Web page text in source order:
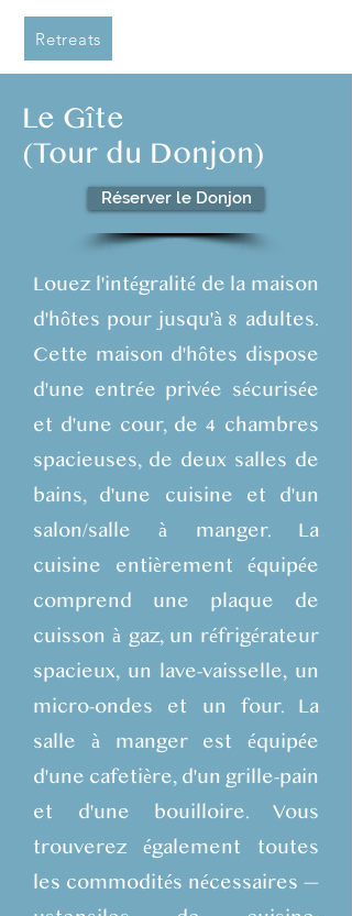
Retreats
Le Gîte
(Tour du Donjon)
Réserver le Donjon
Louez l'intégralité de la maison
d'hôtes pour jusqu'à 8 adultes.
Cette maison d'hôtes dispose
d'une entrée privée sécurisée
et d'une cour, de 4 chambres
spacieuses, de deux salles de
bains, d'une cuisine et d'un
salon/salle à manger. La
cuisine entièrement équipée
comprend une plaque de
cuisson à gaz, un réfrigérateur
spacieux, un lave-vaisselle, un
micro-ondes et un four. La
salle à manger est équipée
d'une cafetière, d'un grille-pain
et d'une bouilloire. Vous
trouverez également toutes
les commodités nécessaires —